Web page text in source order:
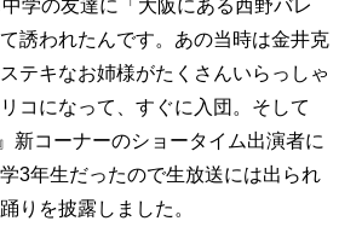
学の友達に「大阪にある西野バレ
誘われたんです。あの当時は金井克
テキなお姉様がたくさんいらっしゃ
コになって、すぐに入団。そして
新コーナーのショータイム出演者に
3年生だったので生放送には出られ
りを披露しました。